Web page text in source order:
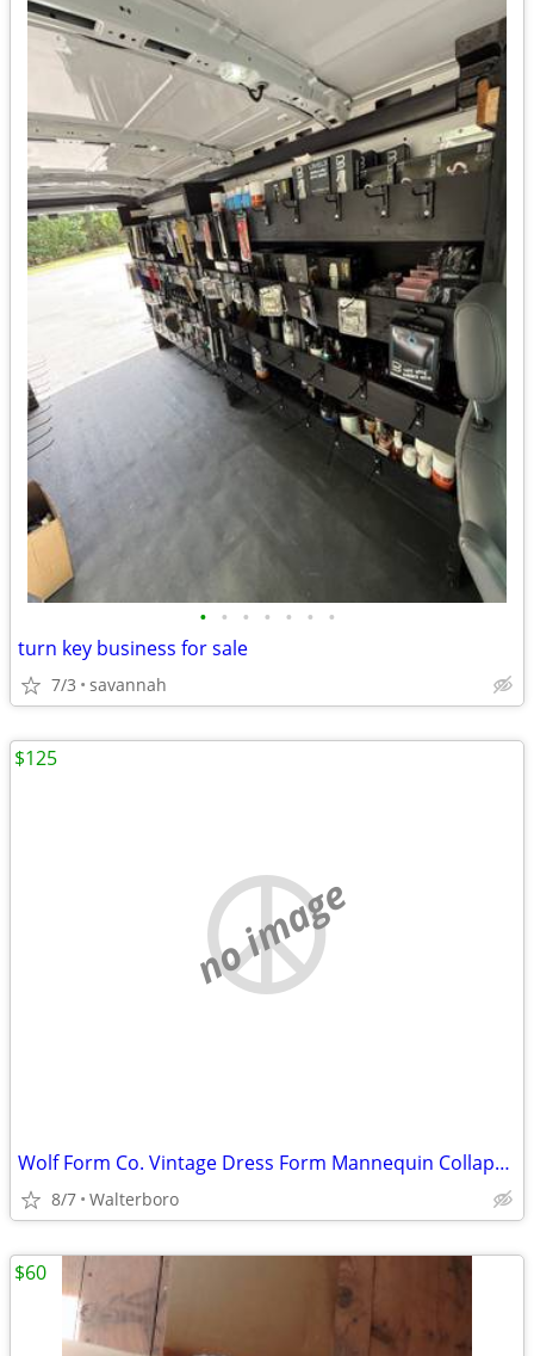
• • • • • • •
turn key business for sale
7/3 savannah
no image
Wolf Form Co. Vintage Dress Form Mannequin Collapsible Mdl 2004 Size 8
8/7 Walterboro
$125
$60